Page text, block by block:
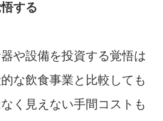
する
や設備を投資する覚悟は
な飲食事業と比較しても
く見えない手間コストも